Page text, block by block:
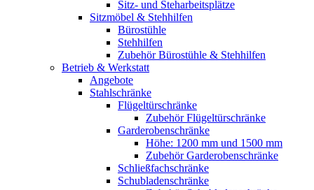
Sitz- und Steharbeitsplätze
Sitzmöbel & Stehhilfen
Bürostühle
Stehhilfen
Zubehör Bürostühle & Stehhilfen
Betrieb & Werkstatt
Angebote
Stahlschränke
Flügeltürschränke
Zubehör Flügeltürschränke
Garderobenschränke
Höhe: 1200 mm und 1500 mm
Zubehör Garderobenschränke
Schließfachschränke
Schubladenschränke